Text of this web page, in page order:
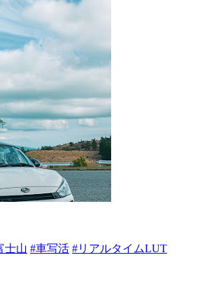
士山 #車写活 #リアルタイムLUT